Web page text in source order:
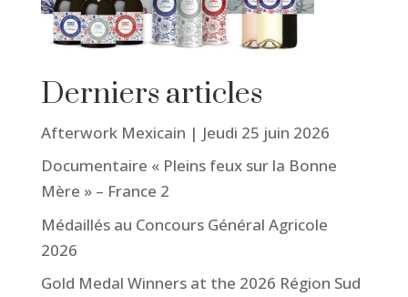
Derniers articles
Afterwork Mexicain | Jeudi 25 juin 2026
Documentaire « Pleins feux sur la Bonne
Mère » – France 2
Médaillés au Concours Général Agricole
2026
Gold Medal Winners at the 2026 Région Sud